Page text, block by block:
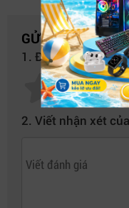
Máy tính HP Pro
14700 – Sức
Trái tim của máy tính
GỬI NHẬN XÉT
1. Đánh giá của
2. Viết nhận xét